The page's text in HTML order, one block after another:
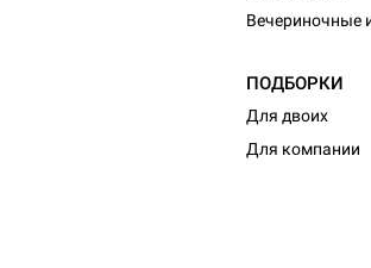
Вечериночные
ПОДБОРКИ
Для двоих
Для компании
Настольная игра Hobby World Монстры